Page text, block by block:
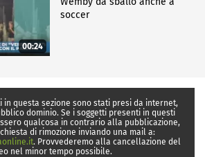
00:24
soccer
in questa sezione sono stati presi da internet,
dominio. Se i soggetti presenti in questi
qualcosa in contrario alla pubblicazione,
di rimozione inviando una mail a:
. Provvederemo alla cancellazione del
nel minor tempo possibile.